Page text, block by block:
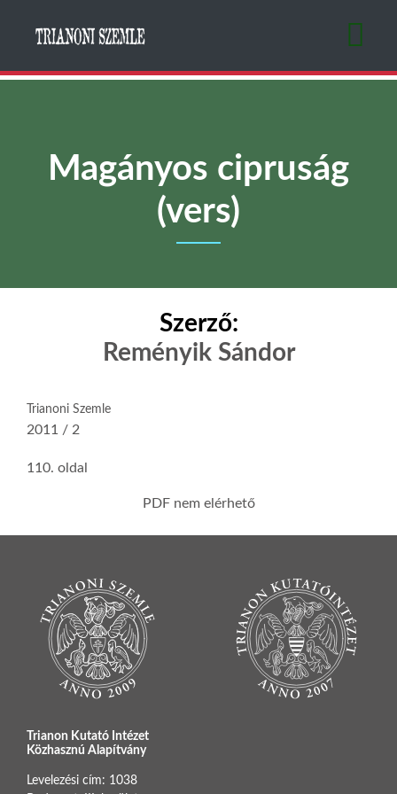
Magányos cipruság
(vers)
Szerző:
Reményik Sándor
Trianoni Szemle
2011 / 2
110. oldal
PDF nem elérhető
Trianon Kutató Intézet
Közhasznú Alapítvány
Levelezési cím: 1038